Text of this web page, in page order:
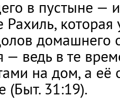
в пустыне —
которая
домашнего
— ведь в те
на дом, а её
(Быт. 31:19).